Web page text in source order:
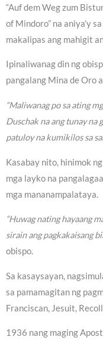
“Auf dem Weg zum
of Mindoro” na aniya’y
makalipas ang mahigit
Ipinaliwanag din ng
pangalang Mina de Oro
“Maliwanag po sa ating
Duschak na ang tunay na
patuloy na kumikilos sa
Kasabay nito, hinimok
mga layko na
mga mananampalataya.
“Huwag nating hayaang
sirain ang pagkakaisang
obispo.
Sa kasaysayan,
sa pamamagitan ng
Franciscan, Jesuit,
1936 nang maging